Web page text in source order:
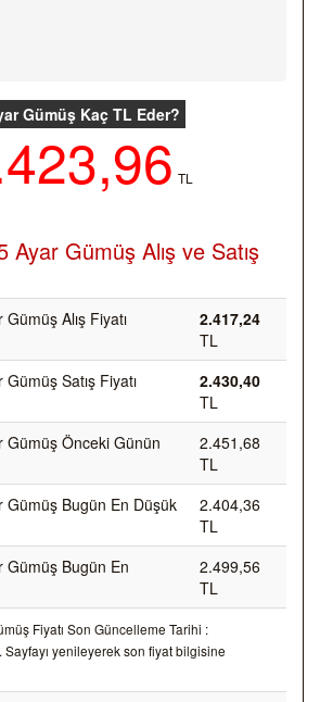
Gümüş Kaç TL Eder?
TL
Ayar Gümüş Alış ve Satış
Alış Fiyatı
2.417,24
TL
Satış Fiyatı
2.430,40
TL
Gümüş Önceki Günün
2.451,68
TL
Gümüş Bugün En Düşük
2.404,36
TL
Gümüş Bugün En
2.499,56
TL
Fiyatı Son Güncelleme Tarihi :
yenileyerek son fiyat bilgisine